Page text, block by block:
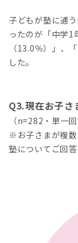
子どもが塾に通
ったのが「中学1
（13.0％）」、
した。
Q3.現在お子さ
（n=282・単一回
※お子さまが複
塾についてご回答